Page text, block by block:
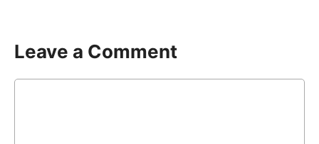
Leave a Comment
Comment